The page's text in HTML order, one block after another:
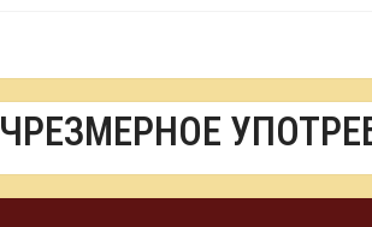
ЧРЕЗМЕРНОЕ